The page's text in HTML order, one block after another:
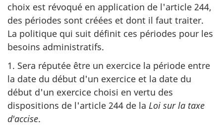
choix est révoqué en application de l'article 244,
des périodes sont créées et dont il faut traiter.
La politique qui suit définit ces périodes pour les
besoins administratifs.
1. Sera réputée être un exercice la période entre
la date du début d'un exercice et la date du
début d'un exercice choisi en vertu des
dispositions de l'article 244 de la Loi sur la taxe
d'accise.